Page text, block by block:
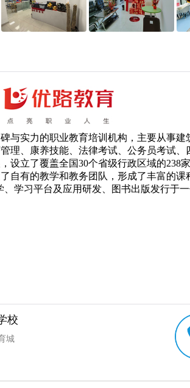
与实力的职业教育培训机构，主要从事建
理、康养技能、法律考试、公务员考试、
设立了覆盖全国30个省级行政区域的238
自有的教学和教务团队，形成了丰富的课
学习平台及应用研发、图书出版发行于
校
城